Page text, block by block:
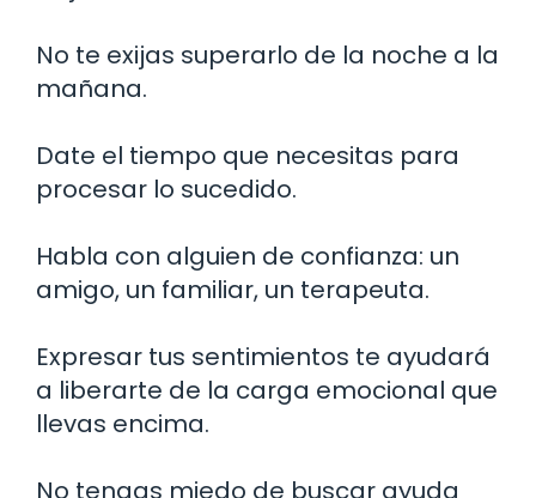
No te exijas superarlo de la noche a la
mañana.
Date el tiempo que necesitas para
procesar lo sucedido.
Habla con alguien de confianza: un
amigo, un familiar, un terapeuta.
Expresar tus sentimientos te ayudará
a liberarte de la carga emocional que
llevas encima.
No tengas miedo de buscar ayuda